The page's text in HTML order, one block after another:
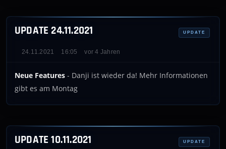
UPDATE 24.11.2021 UPDATE
24.11.2021 16:05 vor 4 Jahren
Neue Features - Danji ist wieder da! Mehr Informationen
gibt es am Montag
UPDATE 10.11.2021 UPDATE